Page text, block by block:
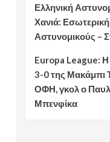
Ελληνική
Χανιά:
Αστυνομικούς –
Europa League:
3-0 της Μακάμπι
ΟΦΗ, γκολ ο
Μπενφίκα